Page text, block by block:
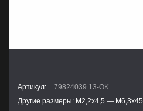
Артикул:
79824039 13-OK
Другие размеры: М2,2х4,5 — М6,3х45